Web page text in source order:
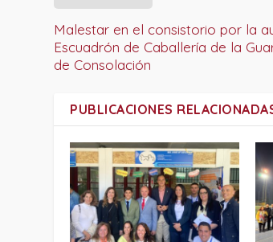
Malestar en el consistorio por la
Escuadrón de Caballería de la
de Consolación
PUBLICACIONES